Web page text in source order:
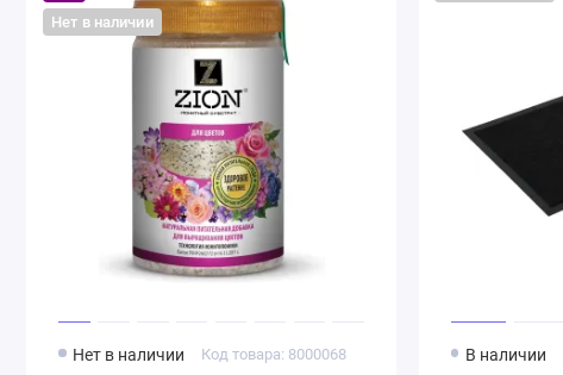
Нет в наличии
Нет в наличии Код товара: 8000068 В наличии